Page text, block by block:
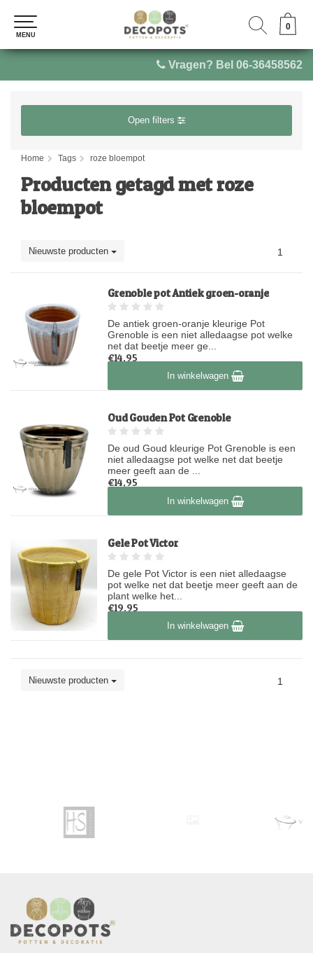
Vragen? Bel 06-36458562
0
MENU
0
MENU
Open filters
Home Tags roze bloempot
Producten getagd met roze
bloempot
Nieuwste producten 1
Grenoble pot Antiek groen-oranje
De antiek groen-oranje kleurige Pot
Grenoble is een niet alledaagse pot welke
net dat beetje meer ge...
€14,95
Op voorraadIn winkelwagen
Oud Gouden Pot Grenoble
De oud Goud kleurige Pot Grenoble is een
niet alledaagse pot welke net dat beetje
meer geeft aan de ...
€14,95
Op voorraadIn winkelwagen
Gele Pot Victor
De gele Pot Victor is een niet alledaagse
pot welke net dat beetje meer geeft aan de
plant welke het...
€19,95
Op voorraadIn winkelwagen
Nieuwste producten 1